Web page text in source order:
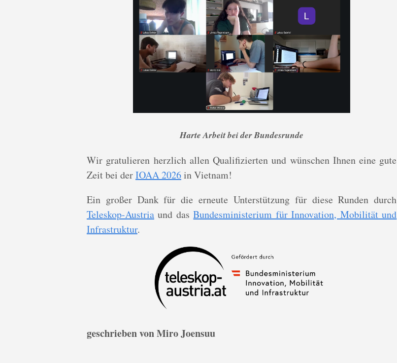
Harte Arbeit bei der Bundesrunde
Wir gratulieren herzlich allen Qualifizierten und wünschen Ihnen eine gute
Zeit bei derIOAA 2026in Vietnam!
Ein großer Dank für die erneute Unterstützung für diese Runden durch
Teleskop-Austria und dasBundesministerium für Innovation, Mobilität und
Infrastruktur.
geschrieben von Miro Joensuu